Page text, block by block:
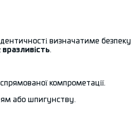
визначатиме безпеку
.
компрометації.
або шпигунству.